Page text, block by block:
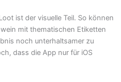
ist der visuelle Teil. So können
mit thematischen Etiketten
noch unterhaltsamer zu
dass die App nur für iOS